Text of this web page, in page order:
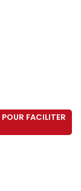
FACILITER